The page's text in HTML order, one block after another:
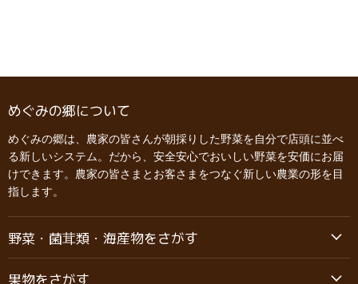
めぐみの郷について
めぐみの郷は、農家の皆さんが朝採りした野菜を自分で店頭に並べ
る新しいシステム。だから、安全安心でおいしい野菜を安価にお届
けできます。農家の皆さまとお客さまをつなぐ新しい農業の形を目
指します。
野菜・菌茸類・海産物をさがす
果物をさがす